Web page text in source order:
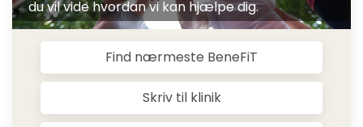
du vil vide hvordan vi kan hjælpe dig.
Find nærmeste BeneFiT
Skriv til klinik